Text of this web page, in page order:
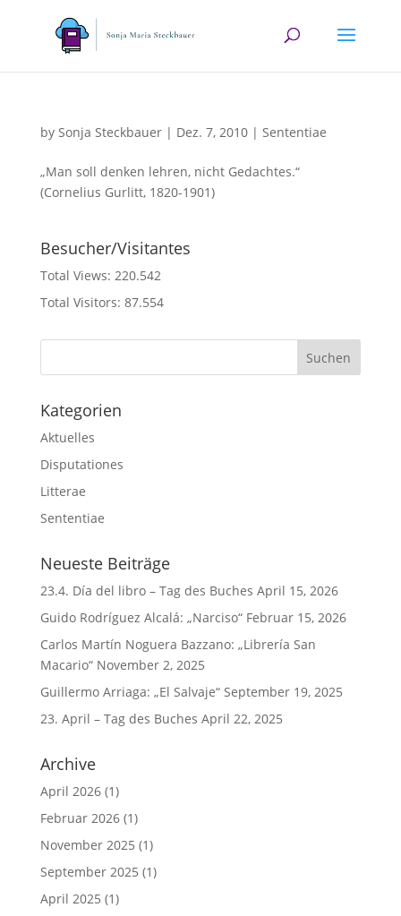
by Sonja Steckbauer| Dez. 7, 2010| Sententiae
„Man soll denken lehren, nicht Gedachtes.“
(Cornelius Gurlitt, 1820-1901)
Besucher/Visitantes
Total Views: 220.542
Total Visitors: 87.554
Kategorien
Aktuelles
Disputationes
Litterae
Sententiae
Neueste Beiträge
23.4. Día del libro – Tag des Buches April 15, 2026
Guido Rodríguez Alcalá: „Narciso“ Februar 15, 2026
Carlos Martín Noguera Bazzano: „Librería San
Macario“ November 2, 2025
Guillermo Arriaga: „El Salvaje“ September 19, 2025
23. April – Tag des Buches April 22, 2025
Archive
April 2026(1)
Februar 2026(1)
November 2025 (1)
September 2025 (1)
April 2025 (1)